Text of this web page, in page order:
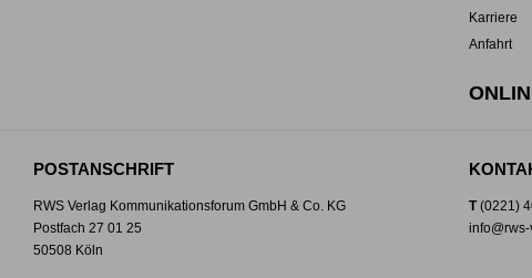
Karriere
Anfahrt
POSTANSCHRIFT
RWS Verlag Kommunikationsforum GmbH & Co. KG
Postfach 27 01 25
50508 Köln
T(0221)